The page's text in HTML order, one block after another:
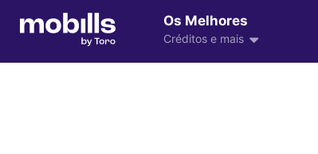
Os Melhores
Créditos e mais